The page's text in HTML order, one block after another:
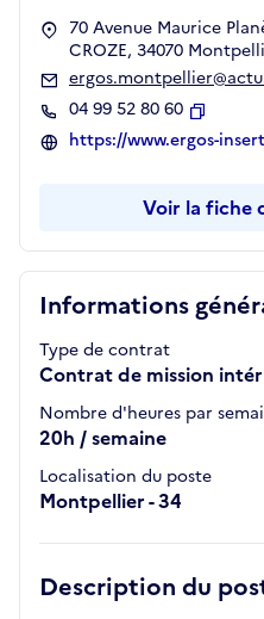
Informations
Type de contrat
Contrat de mission
Nombre d'heures par
20h / semaine
Localisation du poste
Montpellier - 34
Description du
70 Avenue Maurice
CROZE, 34070
04 99 52 80 60
Copier
https://www.ergos-
Voir la fiche